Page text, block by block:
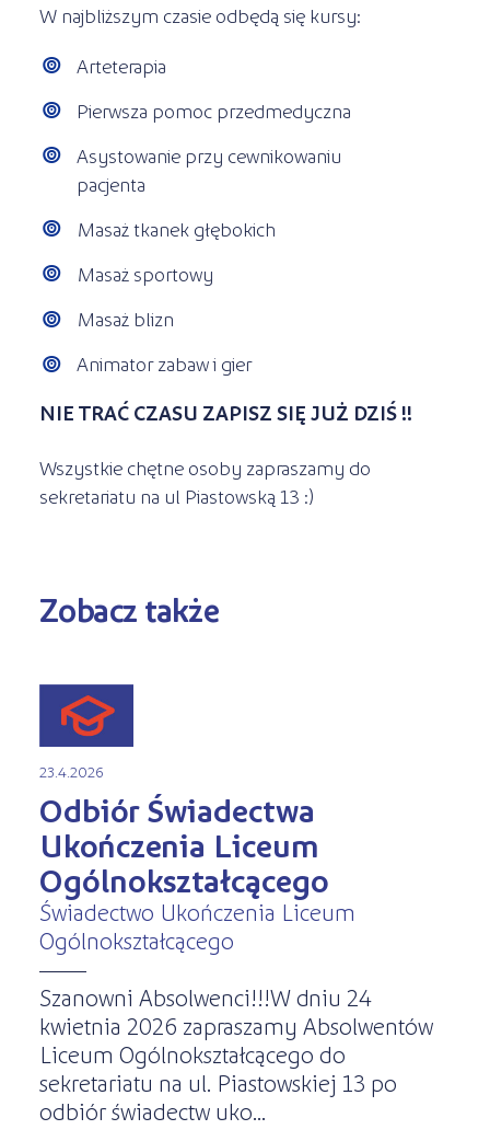
W najbliższym czasie odbędą się kursy:
Arteterapia
Pierwsza pomoc przedmedyczna
Asystowanie przy cewnikowaniu
pacjenta
Masaż tkanek głębokich
Masaż sportowy
Masaż blizn
Animator zabaw i gier
NIE TRAĆ CZASU ZAPISZ SIĘ JUŻ DZIŚ !!
Wszystkie chętne osoby zapraszamy do
sekretariatu na ul Piastowską 13 :)
Zobacz także
23.4.2026
Odbiór Świadectwa
Ukończenia Liceum
Ogólnokształcącego
Świadectwo Ukończenia Liceum
Ogólnokształcącego
Szanowni Absolwenci!!!W dniu 24
kwietnia 2026 zapraszamy Absolwentów
Liceum Ogólnokształcącego do
sekretariatu na ul. Piastowskiej 13 po
odbiór świadectw uko...